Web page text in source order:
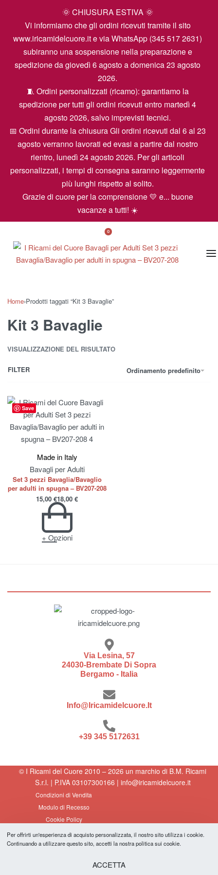
🌞 CHIUSURA ESTIVA 🌞
Vi informiamo che gli ordini ricevuti tramite il sito
www.iricamidelcuore.it e via WhatsApp (345 517 2631)
subiranno una sospensione nella preparazione e
spedizione da giovedì 6 agosto a domenica 23 agosto
2026.
🧵 Ordini personalizzati (ricamo): garantiamo la
spedizione per tutti gli ordini ricevuti entro martedì 4
agosto 2026, salvo imprevisti tecnici.
📅 Ordini durante la chiusura Gli ordini ricevuti dal 6 al 23
agosto verranno lavorati ed evasi a partire dal nostro
rientro, lunedì 24 agosto 2026. Per gli articoli
personalizzati, i tempi di consegna saranno leggermente
più lunghi rispetto al solito.
Grazie di cuore per la comprensione 💛 e... buone
vacanze a tutti! ☀️
0
Home›Prodotti taggati “Kit 3 Bavaglie”
Kit 3 Bavaglie
VISUALIZZAZIONE DEL RISULTATO
Ordinamento predefinito
FILTER
Save
Made in Italy
Bavagli per Adulti
Set 3 pezzi Bavaglia/Bavaglio
per adulti in spugna – BV207-208
15,00€18,00 €
+ Opzioni
Via Lesina, 57
24030-Brembate Di Sopra
Bergamo - Italia
Info@iricamidelcuore.it
+39 345 5172631
© I Ricami del Cuore 2010 – 2026 un marchio di B.M. Ricami
S.r.l. | P.IVA 03107300166 | info@iricamidelcuore.it
Condizioni di Vendita
Modulo di Recesso
Cookie Policy
Privacy Policy
Credits
Per offrirti un'esperienza di acquisto personalizzata, il nostro sito utilizza i cookie.
Continuando a utilizzare questo sito, accetti la nostra politica sui cookie.
ACCETTA